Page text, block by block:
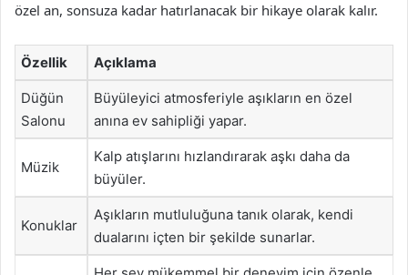
özel an, sonsuza kadar hatırlanacak bir hikaye olarak kalır.
Özellik Açıklama
Düğün
Salonu
Büyüleyici atmosferiyle aşıkların en özel
anına ev sahipliği yapar.
Müzik
Kalp atışlarını hızlandırarak aşkı daha da
büyüler.
Konuklar
Aşıkların mutluluğuna tanık olarak, kendi
dualarını içten bir şekilde sunarlar.